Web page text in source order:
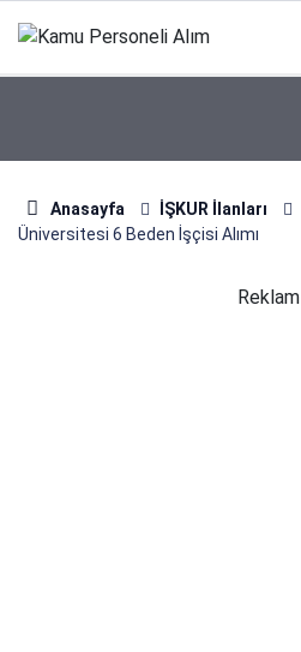
Anasayfa İŞKUR İlanları
Üniversitesi 6 Beden İşçisi Alımı
Reklam